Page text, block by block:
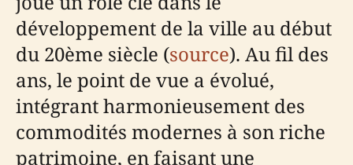
développement de la ville au début
du 20ème siècle (source). Au fil des
ans, le point de vue a évolué,
intégrant harmonieusement des
commodités modernes à son riche
patrimoine, en faisant une